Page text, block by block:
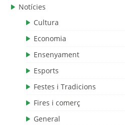
Notícies
Cultura
Economia
Ensenyament
Esports
Festes i Tradicions
Fires i comerç
General